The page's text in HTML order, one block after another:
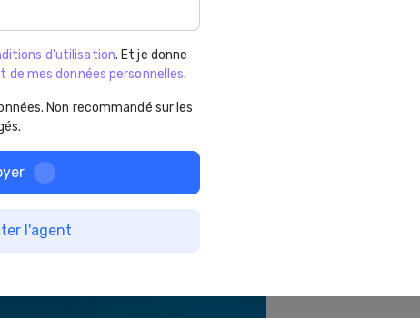
d'utilisation. Et je donne
mes données personnelles.
Non recommandé sur les
l'agent